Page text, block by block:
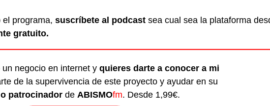
el programa, suscríbete al podcast sea cual sea la plataforma
gratuito.
negocio en internet y quieres darte a conocer a mi
de la supervivencia de este proyecto y ayudar en su
patrocinador de ABISMOfm. Desde 1,99€.